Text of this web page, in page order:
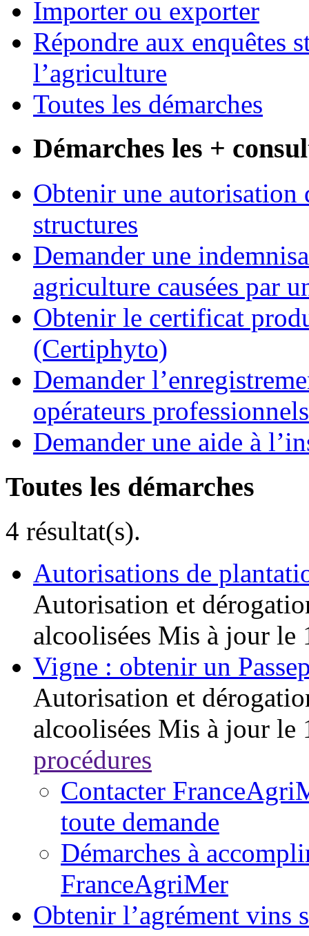
Importer ou exporter
Répondre aux enquêtes
l’agriculture
Toutes les démarches
Démarches les +
Obtenir une autorisation
structures
Demander une
agriculture causées par
Obtenir le certificat
(Certiphyto)
Demander
opérateurs professionnels
Demander une aide à
Toutes les démarches
4 résultat(s).
Autorisations de
Autorisation et
alcoolisées Mis à jour le
Vigne : obtenir un
Autorisation et
alcoolisées Mis à jour le
procédures
Contacter
toute demande
Démarches à
FranceAgriMer
Obtenir l’agrément vins